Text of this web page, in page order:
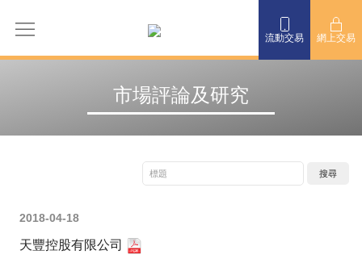
流動交易 網上交易
市場評論及研究
2018-04-18
天豐控股有限公司